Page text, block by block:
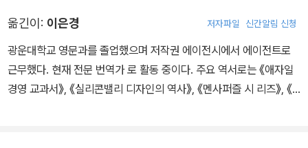
란은 자신의 운명에 대한 예언을 요구하고, 톰킨스는 다가올 그의 죽
음을 예언하기에 이른다. 예언의 날이 다가올수록 더해가는 불안과
긴장은 할란을 처참하게 망가뜨리고 이를 보다 못한 진은 자살이라는
극단적 선택을 하게 됐던 것이다.
에도 영향을 끼친다. 그 뒤로 뉴욕에 돌아온 울리치는 어머니와 함께
생활하면서 컬럼비아 대학에서 저널리즘을 전공했다. 학생 신분으로
첫 번째 작품을 발표한 뒤로 미국 문학의 총아로 불리며 작가 활동을
시작하게 된 그는 두 번째 작품까지 인기를 끌면서 대학 입학 삼 년 만
옮긴이: 이은경 저자파일 신간알림 신청
광운대학교 영문과를 졸업했으며 저작권 에이전시에서 에이전트로
근무했다. 현재 전문 번역가 로 활동 중이다. 주요 역서로는 《애자일
경영 교과서》, 《실리콘밸리 디자인의 역사》, 《멘사퍼즐 시 리즈》, 《D